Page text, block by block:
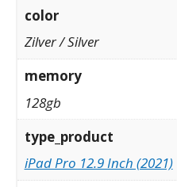
color
Zilver / Silver
memory
128gb
type_product
iPad Pro 12.9 Inch (2021)